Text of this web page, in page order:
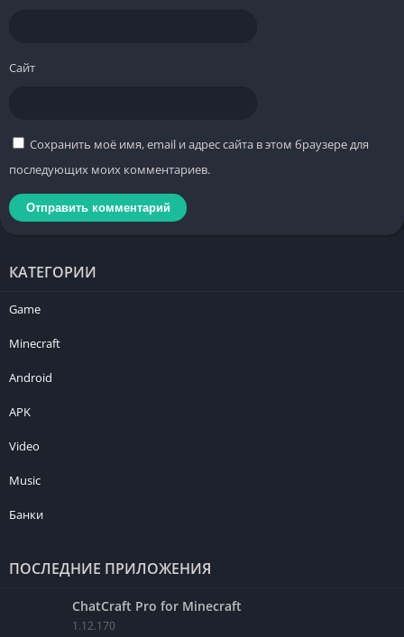
Сайт
Сохранить моё имя, email и адрес сайта в этом браузере для
последующих моих комментариев.
КАТЕГОРИИ
Game
Minecraft
Android
APK
Video
Music
Банки
ПОСЛЕДНИЕ ПРИЛОЖЕНИЯ
ChatCraft Pro for Minecraft
1.12.170